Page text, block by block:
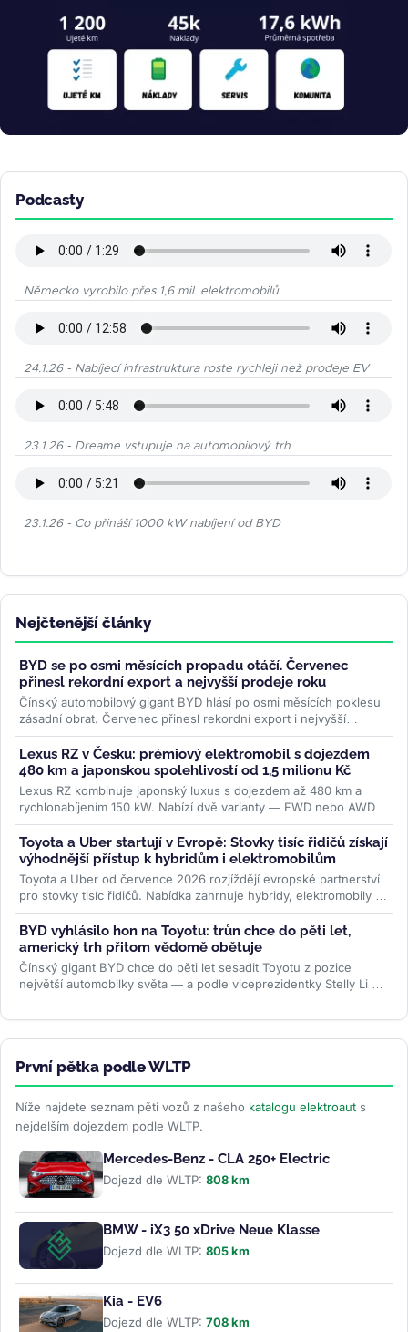
Podcasty
Německo vyrobilo přes 1,6 mil. elektromobilů
24.1.26 - Nabíjecí infrastruktura roste rychleji než prodeje EV
23.1.26 - Dreame vstupuje na automobilový trh
23.1.26 - Co přináší 1000 kW nabíjení od BYD
Nejčtenější články
BYD se po osmi měsících propadu otáčí. Červenec
přinesl rekordní export a nejvyšší prodeje roku
Čínský automobilový gigant BYD hlásí po osmi měsících poklesu
zásadní obrat. Červenec přinesl rekordní export i nejvyšší
celkové...>>
Lexus RZ v Česku: prémiový elektromobil s dojezdem
480 km a japonskou spolehlivostí od 1,5 milionu Kč
Lexus RZ kombinuje japonský luxus s dojezdem až 480 km a
rychlonabíjením 150 kW. Nabízí dvě varianty — FWD nebo AWD
— od 1,5 milionu Kč....>>
Toyota a Uber startují v Evropě: Stovky tisíc řidičů získají
výhodnější přístup k hybridům i elektromobilům
Toyota a Uber od července 2026 rozjíždějí evropské partnerství
pro stovky tisíc řidičů. Nabídka zahrnuje hybridy, elektromobily i
ojetiny...>>
BYD vyhlásilo hon na Toyotu: trůn chce do pěti let,
americký trh přitom vědomě obětuje
Čínský gigant BYD chce do pěti let sesadit Toyotu z pozice
největší automobilky světa — a podle viceprezidentky Stelly Li k
První pětka podle WLTP
Níže najdete seznam pěti vozů z našeho katalogu elektroaut s
nejdelším dojezdem podle WLTP.
Mercedes-Benz - CLA 250+ Electric
Dojezd dle WLTP: 808 km
BMW - iX3 50 xDrive Neue Klasse
Dojezd dle WLTP: 805 km
Kia - EV6
Dojezd dle WLTP: 708 km